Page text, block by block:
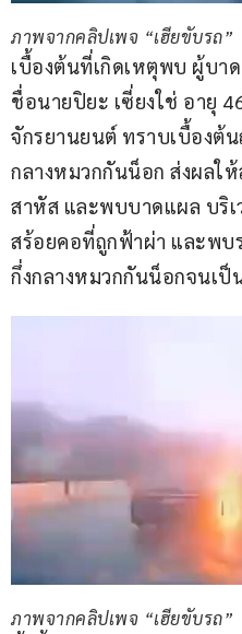
ภาพจากคลิปเพจ “เฮียขับรถ”
เบื้องต้นที่เกิดเหตุพบ ผู้บา
ชื่อนายปิยะ เซี่ยงใช่ อายุ
จักรยานยนต์ ทราบเบื้องต้
กลางหมวกกันน็อก ส่งผลใ
สาหัส และพบบาดแผล บริ
สร้อยคอที่ถูกฟ้าผ่า และพบ
กึ่งกลางหมวกกันน็อกจนเป็
ภาพจากคลิปเพจ “เฮียขับรถ”